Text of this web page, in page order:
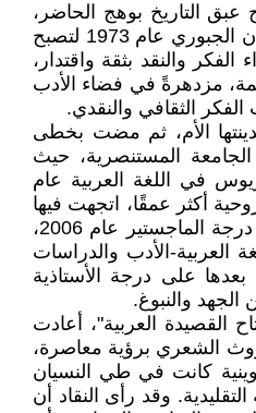
التاريخ بوهج الحاضر،
وُلدت الدكتورة إنصاف سلمان الجبوري عام 1973 لتصبح
والنقد بثقة واقتدار،
مزدهرةً في فضاء الأدب
الثقافي والنقدي.
الأم، ثم مضت بخطى
المستنصرية، حيث
في اللغة العربية عام
وروحية أكثر عمقًا، اتجهت فيها
نحو جامعة بابل، فنالت فيها درجة الماجستير عام 2006،
العربية-الأدب والدراسات
2013، لتحصل بعدها على درجة الأستاذية
القصيدة العربية"، أعادت
الشعري برؤية معاصرة،
كانت في طي النسيان
وقد رأى النقاد أن